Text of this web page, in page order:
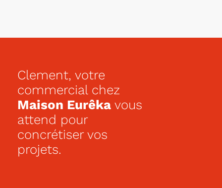
Clement, votre
commercial chez
Maison Eurêka vous
attend pour
concrétiser vos
projets.